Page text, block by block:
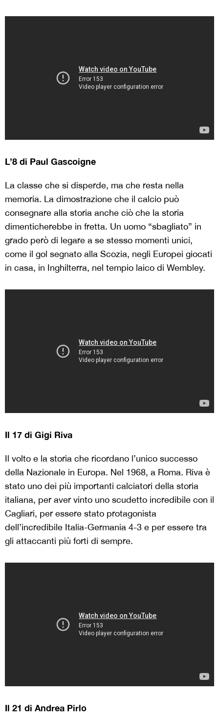
L’8 di Paul Gascoigne
La classe che si disperde, ma che resta nella
memoria. La dimostrazione che il calcio può
consegnare alla storia anche ciò che la storia
dimenticherebbe in fretta. Un uomo “sbagliato” in
grado però di legare a se stesso momenti unici,
come il gol segnato alla Scozia, negli Europei giocati
in casa, in Inghilterra, nel tempio laico di Wembley.
Il 17 di Gigi Riva
Il volto e la storia che ricordano l’unico successo
della Nazionale in Europa. Nel 1968, a Roma. Riva è
stato uno dei più importanti calciatori della storia
italiana, per aver vinto uno scudetto incredibile con il
Cagliari, per essere stato protagonista
dell’incredibile Italia-Germania 4-3 e per essere tra
gli attaccanti più forti di sempre.
Il 21 di Andrea Pirlo